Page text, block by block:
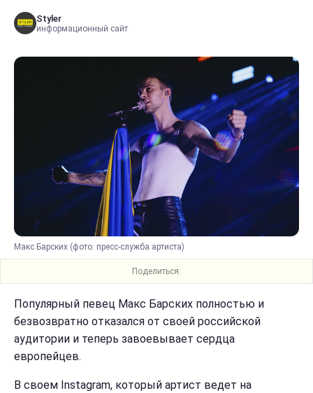
Styler
информационный сайт
Макс Барских (фото: пресс-служба артиста)
Поделиться:
Популярный певец Макс Барских полностью и
безвозвратно отказался от своей российской
аудитории и теперь завоевывает сердца
европейцев.
В своем Instagram, который артист ведет на